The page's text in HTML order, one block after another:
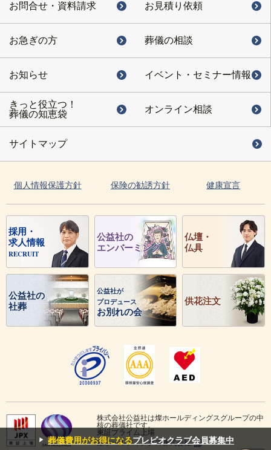
お問合せ・ 資料請求 お見積り依頼
お急ぎの方 葬儀の相談
お知らせ イベント・ セミナー情報
きっと役立つ！
葬儀の知恵袋
オンライン相談
サイトマップ
個人情報保護方針 保険の勧誘方針 健康宣言
採用・
求人情報
RECRUIT
公益社の
エンバーミング
仏壇・
仏具
公益社の
社葬
公益社が
プロデュース
お別れの会
供花注文
株式会社公益社は燦ホールディングスグループの中
核の葬儀社です。
東証プライム上場
燦ホールディングス株式会社
▼葬儀費用がお得になるプレビオクラブ会員募集中